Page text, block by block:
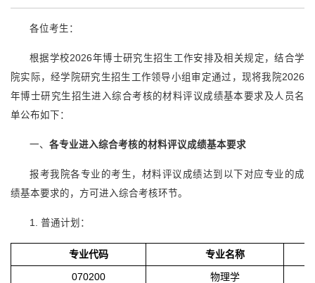
各位考生：
根据学校2026年博士研究生招生工作安排及相关规定，结合学
院实际，经学院研究生招生工作领导小组审定通过，现将我院2026
年博士研究生招生进入综合考核的材料评议成绩基本要求及人员名
单公布如下：
一、 各专业进入综合考核的材料评议成绩基本要求
报考我院各专业的考生，材料评议成绩达到以下对应专业的成
绩基本要求的，方可进入综合考核环节。
1. 普通计划：
专业代码
专业名称
070200
物理学